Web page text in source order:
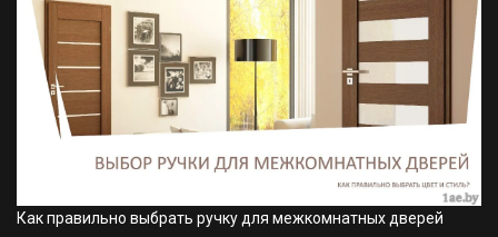
Как правильно выбрать ручку для межкомнатных дверей